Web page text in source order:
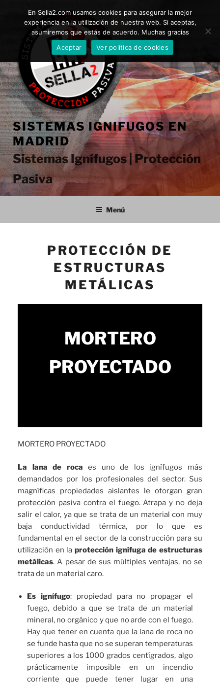
contenido
SISTEMAS IGNIFUGOS EN
MADRID
Sistemas Ignífugos | Protección
Pasiva
Menú
PROTECCIÓN DE
ESTRUCTURAS
METÁLICAS
MORTERO
PROYECTADO
MORTERO PROYECTADO
La lana de roca es uno de los ignífugos más
demandados por los profesionales del sector. Sus
magníficas propiedades aislantes le otorgan gran
protección pasiva contra el fuego. Atrapa y no deja
salir el calor, ya que se trata de un material con muy
baja conductividad térmica, por lo que es
fundamental en el sector de la construcción para su
utilización en la protección ignífuga de estructuras
metálicas. A pesar de sus múltiples ventajas, no se
trata de un material caro.
Es ignífugo: propiedad para no propagar el
fuego, debido a que se trata de un material
mineral, no orgánico y que no arde con el fuego.
Hay que tener en cuenta que la lana de roca no
se funde hasta que no se superan temperaturas
superiores a los 1000 grados centígrados, algo
prácticamente imposible en un incendio
corriente que puede tener lugar en una
En Sella2.com usamos cookies para asegurar la mejor
experiencia en la utilización de nuestra web. Si aceptas,
asumiremos que estás de acuerdo. Muchas gracias
Aceptar
Ver política de cookies